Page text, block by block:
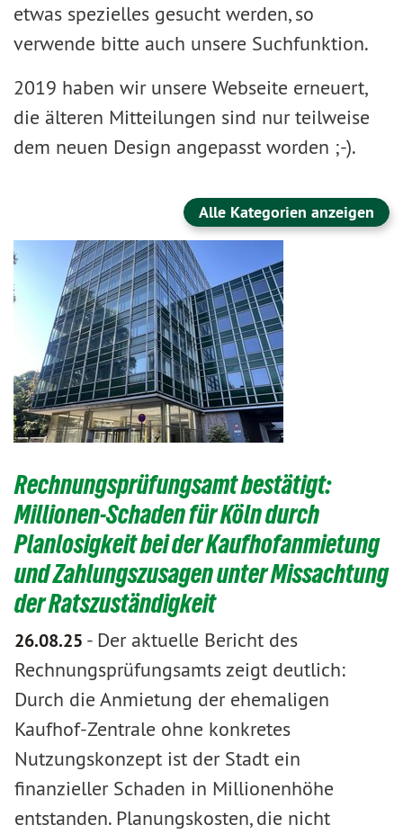
etwas spezielles gesucht werden, so
verwende bitte auch unsere Suchfunktion.
2019 haben wir unsere Webseite erneuert,
die älteren Mitteilungen sind nur teilweise
dem neuen Design angepasst worden ;-).
Alle Kategorien anzeigen
Rechnungsprüfungsamt bestätigt:
Millionen-Schaden für Köln durch
Planlosigkeit bei der Kaufhofanmietung
und Zahlungszusagen unter Missachtung
der Ratszuständigkeit
26.08.25 - Der aktuelle Bericht des
Rechnungsprüfungsamts zeigt deutlich:
Durch die Anmietung der ehemaligen
Kaufhof-Zentrale ohne konkretes
Nutzungskonzept ist der Stadt ein
finanzieller Schaden in Millionenhöhe
entstanden. Planungskosten, die nicht